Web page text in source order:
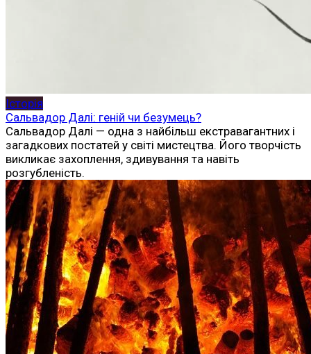
Історія
Сальвадор Далі: геній чи безумець?
Сальвадор Далі — одна з найбільш екстравагантних і
загадкових постатей у світі мистецтва. Його творчість
викликає захоплення, здивування та навіть
розгубленість.